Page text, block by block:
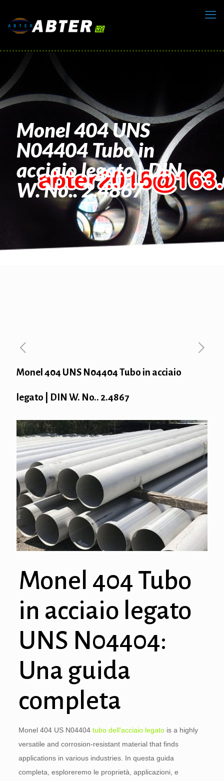
Monel 404 UNS
N04404 Tubo in
acciaio legato | DIN
W. No.. 2.4867
Monel 404 UNS N04404 Tubo in acciaio
legato | DIN W. No.. 2.4867
Monel 404 Tubo
in acciaio legato
UNS N04404:
Una guida
completa
Monel 404 US N04404 tubo dell'acciaio legato is a highly
versatile and corrosion-resistant material that finds
applications in various industries. In questa guida
completa, esploreremo le proprietà, applicazioni, e